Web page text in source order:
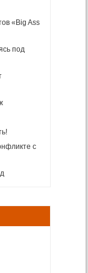
«Big Ass
под
с